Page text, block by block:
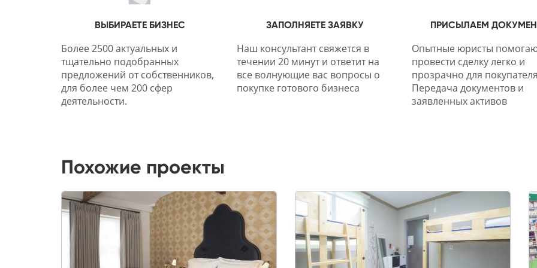
ВЫБИРАЕТЕ БИЗНЕС
Более 2500 актуальных и
тщательно подобранных
предложений от собственников,
для более чем 200 сфер
деятельности.
ЗАПОЛНЯЕТЕ ЗАЯВКУ
Наш консультант свяжется в
течении 20 минут и ответит на
все волнующие вас вопросы о
покупке готового бизнеса
ПРИСЫЛАЕМ
Опытные юристы
провести сделку легко и
прозрачно для
Передача документов и
заявленных активов
Похожие проекты